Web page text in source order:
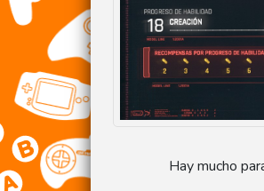
Hay mucho